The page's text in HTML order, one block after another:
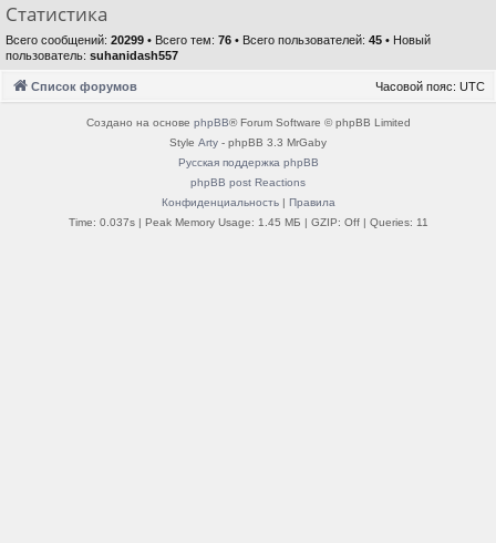
Статистика
Всего сообщений: 20299 • Всего тем: 76 • Всего пользователей: 45 • Новый
пользователь: suhanidash557
Список форумов Часовой пояс: UTC
Создано на основе phpBB® Forum Software © phpBB Limited
Style Arty - phpBB 3.3 MrGaby
Русская поддержка phpBB
phpBB post Reactions
Конфиденциальность| Правила
Time: 0.037s| Peak Memory Usage: 1.45 МБ | GZIP: Off | Queries: 11